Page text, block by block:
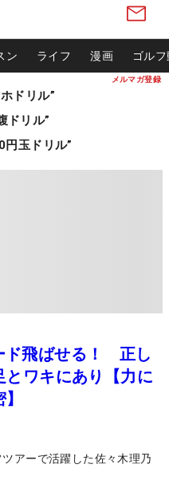
メルマガ登録
ン ライフ 漫画 ゴル
ドリル”
ドリル”
玉ドリル”
ド飛ばせる！ 正し
とワキにあり【力に
アーで活躍した佐々木理乃